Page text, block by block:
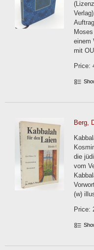
einem
mit
Price:
Berg,
die
vom
(w)
Price: